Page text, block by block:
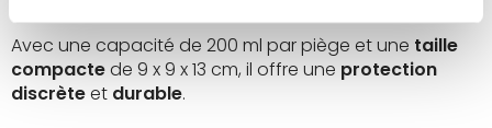
Avec une capacité de 200 ml par piège et une taille
compactede 9 x 9 x 13 cm, il offre une protection
discrèteet durable.